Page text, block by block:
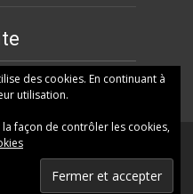
des cookies. En continuant à
utilisation.
façon de contrôler les cookies,